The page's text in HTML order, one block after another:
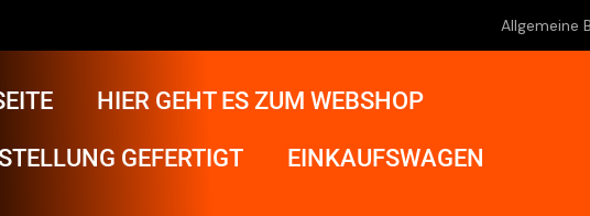
Allgemeine
HIER GEHT ES ZUM WEBSHOP
GEFERTIGT EINKAUFSWAGEN